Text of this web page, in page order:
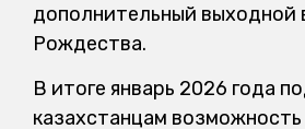
дополнительный выходной
Рождества.
В итоге январь 2026 года
казахстанцам